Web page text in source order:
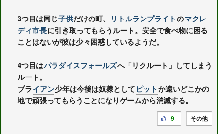
3つ目は同じ子供だけの町、 リトルランプライトのマクレ
ディ市長に引き取ってもらうルート。安全で食べ物に困る
ことはないが彼は少々困惑しているようだ。
4つ目はパラダイスフォールズへ「リクルート」してしまう
ルート。
ブライアン少年は今後は奴隷としてピットか遠いどこかの
地で頑張ってもらうことになりゲームから消滅する。
その他
9